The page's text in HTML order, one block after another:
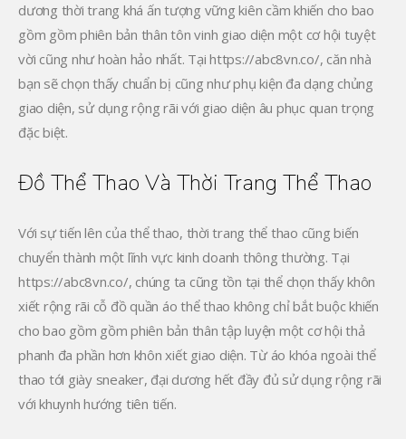
dương thời trang khá ấn tượng vững kiên cầm khiến cho bao
gồm gồm phiên bản thân tôn vinh giao diện một cơ hội tuyệt
vời cũng như hoàn hảo nhất. Tại https://abc8vn.co/, căn nhà
bạn sẽ chọn thấy chuẩn bị cũng như phụ kiện đa dạng chủng
giao diện, sử dụng rộng rãi với giao diện âu phục quan trọng
đặc biệt.
Đồ Thể Thao Và Thời Trang Thể Thao
Với sự tiến lên của thể thao, thời trang thể thao cũng biến
chuyển thành một lĩnh vực kinh doanh thông thường. Tại
https://abc8vn.co/, chúng ta cũng tồn tại thể chọn thấy khôn
xiết rộng rãi cỗ đồ quần áo thể thao không chỉ bắt buộc khiến
cho bao gồm gồm phiên bản thân tập luyện một cơ hội thả
phanh đa phần hơn khôn xiết giao diện. Từ áo khóa ngoài thể
thao tới giày sneaker, đại dương hết đầy đủ sử dụng rộng rãi
với khuynh hướng tiên tiến.